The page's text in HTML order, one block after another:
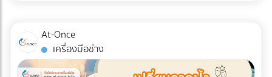
เป็นยอดจองหรือยัง? เข้ามาเปรียบเทียบผลงานและติดต่อเอเจน
ซี่ระดับมืออาชีพได้ฟรีทันทีที่ At-once ให้เราเป็นสะพานเชื่อมธุรกิจ
คุณสู่ความสำเร็จ!
ได้เลย 5. ทำธุรกรรมคริปโตฯ หรือ Digital Assets โดยไม่ลง
บัญชี การรับชำระค่าสินค้าจากคู่ค้าต่างประเทศด้วย
Cryptocurrency แล้วไม่แปลงค่าเงินมาบันทึกเป็นรายได้ หรือโอน
ของคุณผลิตบรรจุภัณฑ์ที่รีไซเคิลยาก หรือปล่อยคาร์บอนสูง
ลูกค้ารายใหญ่ระดับโลกจะตัดคุณออกจาก Supply Chain ทันที
นี่คือเหตุผลว่าทำไมการเปลี่ยนมาใช้วัสดุรักษ์โลกจึงเป็นทางรอด
At-Once
เครื่องมือช่าง